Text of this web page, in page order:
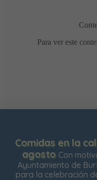
Comidas en la
agosto Con
Ayuntamiento de
para la celebración
Usamos cookies para
navegación en
personalizados y